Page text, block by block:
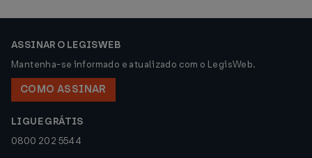
ASSINAR O LEGISWEB
Mantenha-se informado e atualizado com o LegisWeb.
COMO ASSINAR
LIGUE GRÁTIS
0800 202 5544